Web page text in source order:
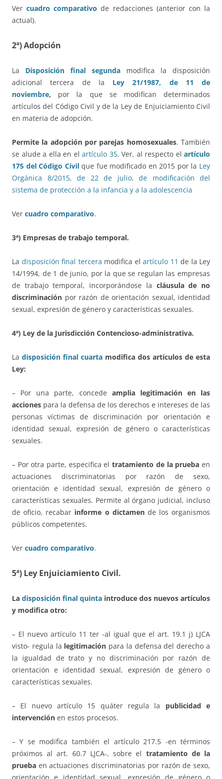
Vercuadro comparativo de redacciones (anterior con la
actual).
2ª) Adopción
La Disposición final segunda modifica la disposición
adicional tercera de la Ley 21/1987, de 11 de
noviembre, por la que se modifican determinados
artículos del Código Civil y de la Ley de Enjuiciamiento Civil
en materia de adopción.
Permite la adopción por parejas homosexuales. También
se alude a ella en el artículo 35. Ver, al respecto el artículo
175 del Código Civil que fue modificado en 2015 por la Ley
Orgánica 8/2015, de 22 de julio, de modificación del
sistema de protección a la infancia y a la adolescencia
Ver cuadro comparativo.
3ª) Empresas de trabajo temporal.
La disposición final tercera modifica el artículo 11 de la Ley
14/1994, de 1 de junio, por la que se regulan las empresas
de trabajo temporal, incorporándose la cláusula de no
discriminación por razón de orientación sexual, identidad
sexual, expresión de género y características sexuales.
4ª) Ley de la Jurisdicción Contencioso-administrativa.
La disposición final cuarta modifica dos artículos de esta
Ley:
– Por una parte, concede amplia legitimación en las
acciones para la defensa de los derechos e intereses de las
personas víctimas de discriminación por orientación e
identidad sexual, expresión de género o características
sexuales.
– Por otra parte, especifica eltratamiento de la prueba en
actuaciones discriminatorias por razón de sexo,
orientación e identidad sexual, expresión de género o
características sexuales. Permite al órgano judicial, incluso
de oficio, recabar informe o dictamende los organismos
públicos competentes.
Ver cuadro comparativo.
5ª) Ley Enjuiciamiento Civil.
La disposición final quinta introduce dos nuevos artículos
y modifica otro:
– El nuevo artículo 11 ter -al igual que el art. 19.1 j) LJCA
visto- regula la legitimación para la defensa del derecho a
la igualdad de trato y no discriminación por razón de
orientación e identidad sexual, expresión de género o
características sexuales.
– El nuevo artículo 15 quáter regula la publicidad e
intervención en estos procesos.
– Y se modifica también el artículo 217.5 -en términos
próximos al art. 60.7 LJCA-, sobre el tratamiento de la
prueba en actuaciones discriminatorias por razón de sexo,